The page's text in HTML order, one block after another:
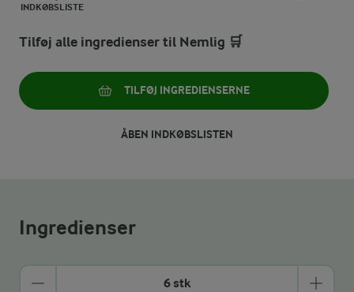
INDKØBSLISTE
Tilføj alle ingredienser til Nemlig 🛒
TILFØJ INGREDIENSERNE
ÅBEN INDKØBSLISTEN
Ingredienser
6 stk